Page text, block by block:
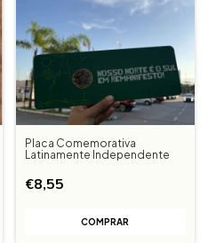
Placa Comemorativa
Latinamente Independente
€8,55